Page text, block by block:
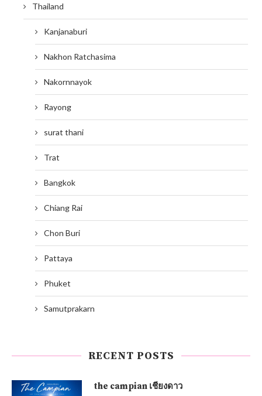
Thailand
Kanjanaburi
Nakhon Ratchasima
Nakornnayok
Rayong
surat thani
Trat
Bangkok
Chiang Rai
Chon Buri
Pattaya
Phuket
Samutprakarn
RECENT POSTS
the campian เชียงดาว